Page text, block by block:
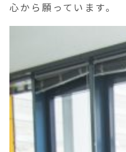
心から願っています。